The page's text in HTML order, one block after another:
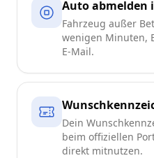
Auto abmelden
Fahrzeug außer
wenigen Minuten,
E-Mail.
Dein
beim offiziellen
direkt mitnutzen.